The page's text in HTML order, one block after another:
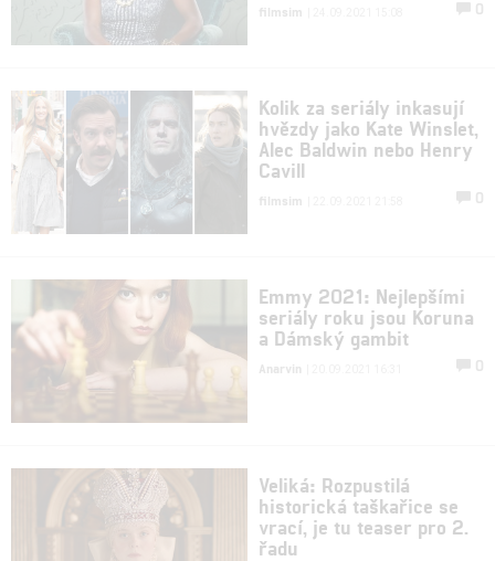
filmsim 0
Kolik za seriály inkasují
hvězdy jako Kate Winslet,
Alec Baldwin nebo Henry
Cavill
filmsim 0
Emmy 2021: Nejlepšími
seriály roku jsou Koruna
a Dámský gambit
Anarvin 0
Veliká: Rozpustilá
historická taškařice se
vrací, je tu teaser pro 2.
řadu